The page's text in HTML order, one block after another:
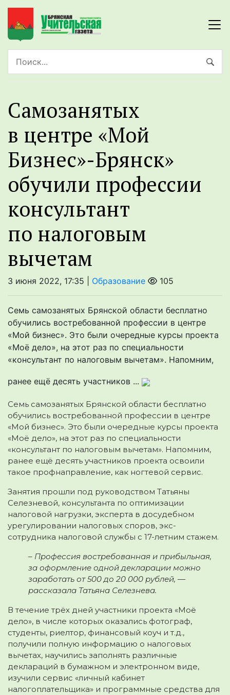
Самозанятых
в центре «Мой
Бизнес»-Брянск»
обучили профессии
консультант
по налоговым
вычетам
3 июня 2022, 17:35 | Образование 105
Семь самозанятых Брянской области бесплатно
обучились востребованной профессии в центре
«Мой бизнес». Это были очередные курсы проекта
«Моё дело», на этот раз по специальности
«консультант по налоговым вычетам». Напомним,
ранее ещё десять участников ...
Семь самозанятых Брянской области бесплатно
обучились востребованной профессии в центре
«Мой бизнес». Это были очередные курсы проекта
«Моё дело», на этот раз по специальности
«консультант по налоговым вычетам». Напомним,
ранее ещё десять участников проекта освоили
такое профнаправление, как ногтевой сервис.
Занятия прошли под руководством Татьяны
Селезневой, консультанта по оптимизации
налоговой нагрузки, эксперта в досудебном
урегулировании налоговых споров, экс-
сотрудника налоговой службы с 17-летним стажем.
– Профессия востребованная и прибыльная,
за оформление одной декларации можно
заработать от 500 до 20 000 рублей, —
рассказала Татьяна Селезнева.
В течение трёх дней участники проекта «Моё
дело», в числе которых оказались фотограф,
студенты, риелтор, финансовый коуч и т.д.,
получили полную информацию о налоговых
вычетах, научились заполнять различные
деклараций в бумажном и электронном виде,
изучили сервис «личный кабинет
налогоплательщика» и программные средства для